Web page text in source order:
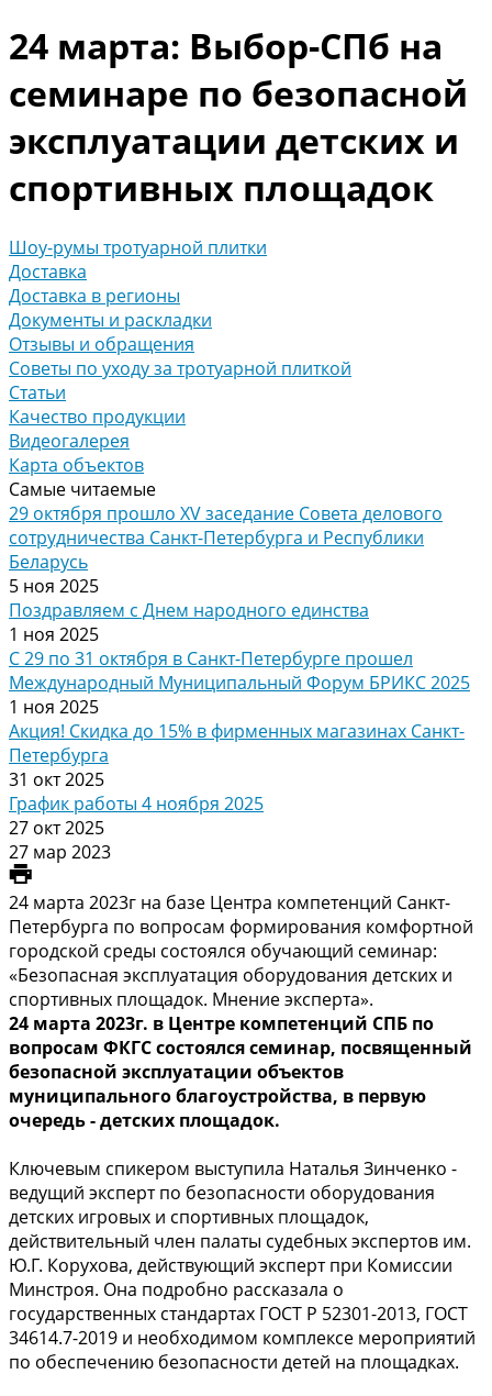
24 марта: Выбор-СПб на
семинаре по безопасной
эксплуатации детских и
спортивных площадок
Шоу-румы тротуарной плитки
Доставка
Доставка в регионы
Документы и раскладки
Отзывы и обращения
Советы по уходу за тротуарной плиткой
Статьи
Качество продукции
Видеогалерея
Карта объектов
Самые читаемые
29 октября прошло XV заседание Совета делового
сотрудничества Санкт-Петербурга и Республики
Беларусь
5 ноя 2025
Поздравляем с Днем народного единства
1 ноя 2025
С 29 по 31 октября в Санкт-Петербурге прошел
Международный Муниципальный Форум БРИКС 2025
1 ноя 2025
Акция! Скидка до 15% в фирменных магазинах Санкт-
Петербурга
31 окт 2025
График работы 4 ноября 2025
27 окт 2025
27 мар 2023
24 марта 2023г на базе Центра компетенций Санкт-
Петербурга по вопросам формирования комфортной
городской среды состоялся обучающий семинар:
«Безопасная эксплуатация оборудования детских и
спортивных площадок. Мнение эксперта».
24 марта 2023г. в Центре компетенций СПБ по
вопросам ФКГС состоялся семинар, посвященный
безопасной эксплуатации объектов
муниципального благоустройства, в первую
очередь - детских площадок.
Ключевым спикером выступила Наталья Зинченко -
ведущий эксперт по безопасности оборудования
детских игровых и спортивных площадок,
действительный член палаты судебных экспертов им.
Ю.Г. Корухова, действующий эксперт при Комиссии
Минстроя. Она подробно рассказала о
государственных стандартах ГОСТ Р 52301-2013, ГОСТ
34614.7-2019 и необходимом комплексе мероприятий
по обеспечению безопасности детей на площадках.